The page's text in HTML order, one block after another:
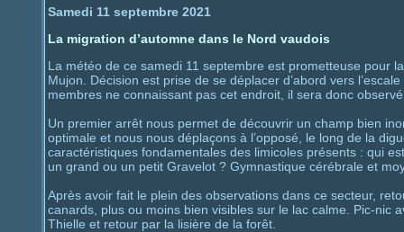
Samedi 11 septembre 2021
La migration d’automne dans le Nord vaudois
La météo de ce samedi 11 septembre est prometteuse pour
Mujon. Décision est prise de se déplacer d’abord vers
membres ne connaissant pas cet endroit, il sera donc
Un premier arrêt nous permet de découvrir un champ bien
optimale et nous nous déplaçons à l’opposé, le long de la
caractéristiques fondamentales des limicoles présents : qui
un grand ou un petit Gravelot ? Gymnastique cérébrale et
Après avoir fait le plein des observations dans ce secteur,
canards, plus ou moins bien visibles sur le lac calme. Pic-nic
Thielle et retour par la lisière de la forêt.